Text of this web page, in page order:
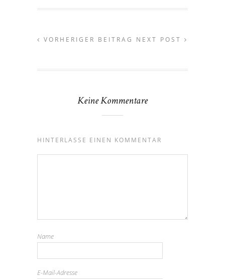
VORHERIGER BEITRAG NEXT POST
Keine Kommentare
HINTERLASSE EINEN KOMMENTAR
Name
E-Mail-Adresse